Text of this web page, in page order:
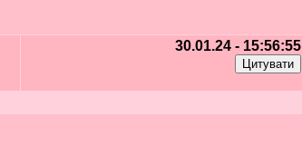
30.01.24 - 15:56:55